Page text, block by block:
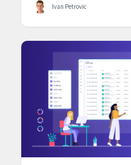
Ivan Petrovic